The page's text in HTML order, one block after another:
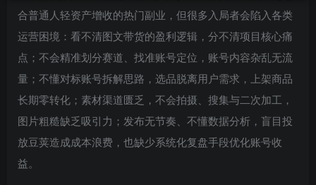
合普通人轻资产增收的热门副业，但很多入局者会陷入各类
运营困境：看不清图文带货的盈利逻辑，分不清项目核心痛
点；不会精准划分赛道、找准账号定位，账号内容杂乱无流
量；不懂对标账号拆解思路，选品脱离用户需求，上架商品
长期零转化；素材渠道匮乏，不会拍摄、搜集与二次加工，
图片粗糙缺乏吸引力；发布无节奏、不懂数据分析，盲目投
放豆荚造成成本浪费，也缺少系统化复盘手段优化账号收
益。